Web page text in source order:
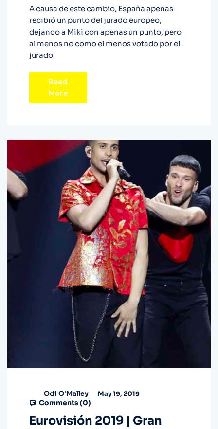
A causa de este cambio, España apenas
recibió un punto del jurado europeo,
dejando a Miki con apenas un punto, pero
al menos no como el menos votado por el
jurado.
Read
More
Odi O'Malley May 19, 2019
Comments (0)
Eurovisión 2019 | Gran